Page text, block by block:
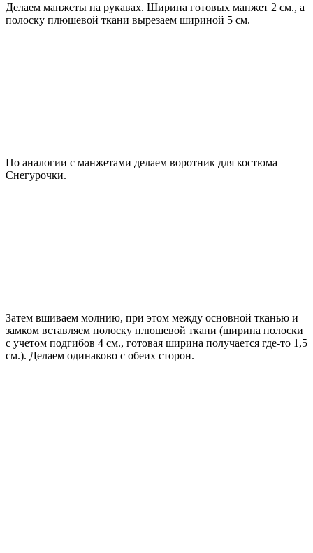
Делаем манжеты на рукавах. Ширина готовых манжет 2 см., а
полоску плюшевой ткани вырезаем шириной 5 см.
По аналогии с манжетами делаем воротник для костюма
Снегурочки.
Затем вшиваем молнию, при этом между основной тканью и
замком вставляем полоску плюшевой ткани (ширина полоски
с учетом подгибов 4 см., готовая ширина получается где-то 1,5
см.). Делаем одинаково с обеих сторон.